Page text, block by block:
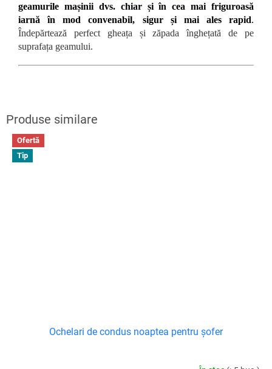
geamurile mașinii dvs. chiar și în cea mai friguroasă
iarnă în mod convenabil, sigur și mai ales rapid.
Îndepărtează perfect gheața și zăpada înghețată de pe
suprafața geamului.
Ofertă
Tip
Ochelari de condus noaptea pentru șofer